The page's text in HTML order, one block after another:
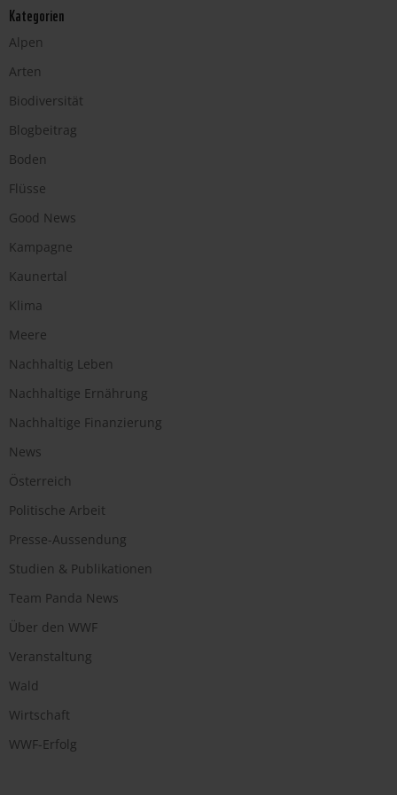
Kategorien
Alpen
Arten
Biodiversität
Blogbeitrag
Boden
Flüsse
Good News
Kampagne
Kaunertal
Klima
Meere
Nachhaltig Leben
Nachhaltige Ernährung
Nachhaltige Finanzierung
News
Österreich
Politische Arbeit
Presse-Aussendung
Studien & Publikationen
Team Panda News
Über den WWF
Veranstaltung
Wald
Wirtschaft
WWF-Erfolg